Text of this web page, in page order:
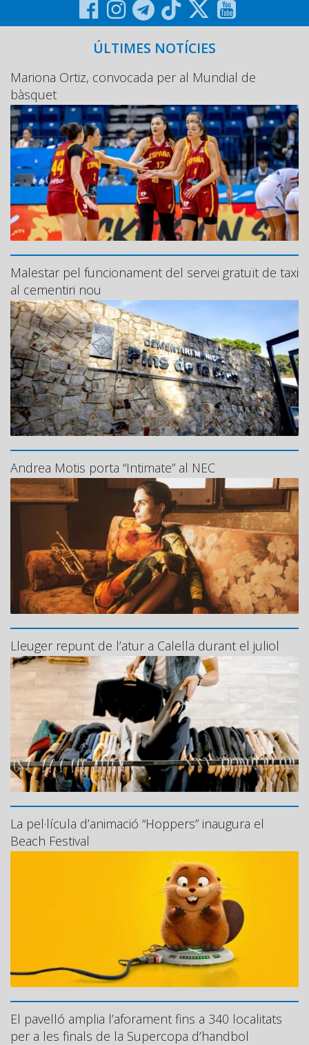
ÚLTIMES NOTÍCIES
Mariona Ortiz, convocada per al Mundial de
bàsquet
Malestar pel funcionament del servei gratuït de taxi
al cementiri nou
Andrea Motis porta “Intimate” al NEC
Lleuger repunt de l’atur a Calella durant el juliol
La pel·lícula d’animació “Hoppers” inaugura el
Beach Festival
El pavelló amplia l’aforament fins a 340 localitats
per a les finals de la Supercopa d’handbol